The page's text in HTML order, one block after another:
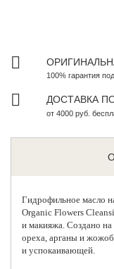
100% гарантия
ДОСТАВКА
от 4000 руб.
Гидрофильное масло
Organic Flowers
и макияжа. Создано на
ореха, арганы и
и успокаивающей.